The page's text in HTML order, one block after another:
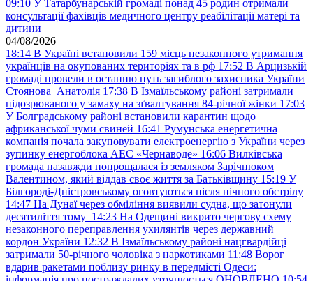
09:10 У Татарбунарській громаді понад 45 родин отримали
консультації фахівців медичного центру реабілітації матері та
дитини
04/08/2026
18:14 В Україні встановили 159 місць незаконного утримання
українців на окупованих територіях та в рф 17:52 В Арцизькій
громаді провели в останню путь загиблого захисника України
Стоянова Анатолія 17:38 В Ізмаїльському районі затримали
підозрюваного у замаху на зґвалтування 84-річної жінки 17:03
У Болградському районі встановили карантин щодо
африканської чуми свиней 16:41 Румунська енергетична
компанія почала закуповувати електроенергію з України через
зупинку енергоблока АЕС «Чернаводе» 16:06 Вилківська
громада назавжди попрощалася із земляком Зарічнюком
Валентином, який віддав своє життя за Батьківщину 15:19 У
Білгороді-Дністровському оговтуються після нічного обстрілу
14:47 На Дунаї через обміління виявили судна, що затонули
десятиліття тому 14:23 На Одещині викрито чергову схему
незаконного переправлення ухилянтів через державний
кордон України 12:32 В Ізмаїльському районі нацгвардійці
затримали 50-річного чоловіка з наркотиками 11:48 Ворог
вдарив ракетами поблизу ринку в передмісті Одеси: